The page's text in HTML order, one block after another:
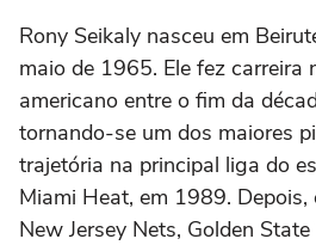
Rony Seikaly nasceu em
maio de 1965. Ele fez carreira
americano entre o fim da
tornando-se um dos maiores
trajetória na principal liga do
Miami Heat, em 1989.
New Jersey Nets, Golden